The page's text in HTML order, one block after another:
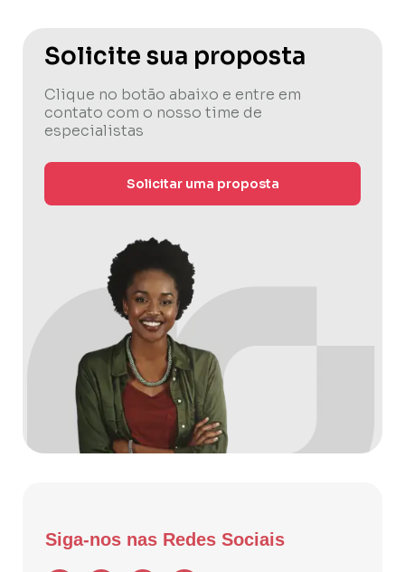
Solicite sua proposta
Clique no botão abaixo e entre em
contato com o nosso time de
especialistas
Solicitar uma proposta
Siga-nos nas Redes Sociais